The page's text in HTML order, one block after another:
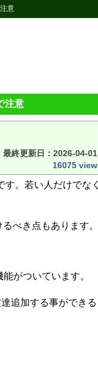
意
注意
最終更新日： 2026-04-01
16075 view
。若い人だけでなく
べき点もあります。
がついています。
追加する事ができる